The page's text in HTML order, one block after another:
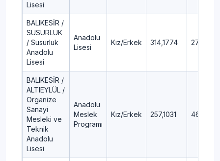
Lisesi
BALIKESİR /
SUSURLUK
/ Susurluk
Anadolu
Lisesi
Anadolu
Lisesi
Kız/Erkek 314,1774 27,93
BALIKESİR /
ALTIEYLÜL /
Organize
Sanayi
Mesleki ve
Teknik
Anadolu
Lisesi
Anadolu
Meslek
Programı
Kız/Erkek 257,1031 46,13